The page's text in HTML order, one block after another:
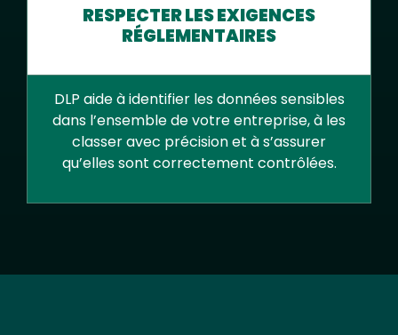
RESPECTER LES EXIGENCES
RÉGLEMENTAIRES
DLP aide à identifier les données sensibles
dans l’ensemble de votre entreprise, à les
classer avec précision et à s’assurer
qu’elles sont correctement contrôlées.